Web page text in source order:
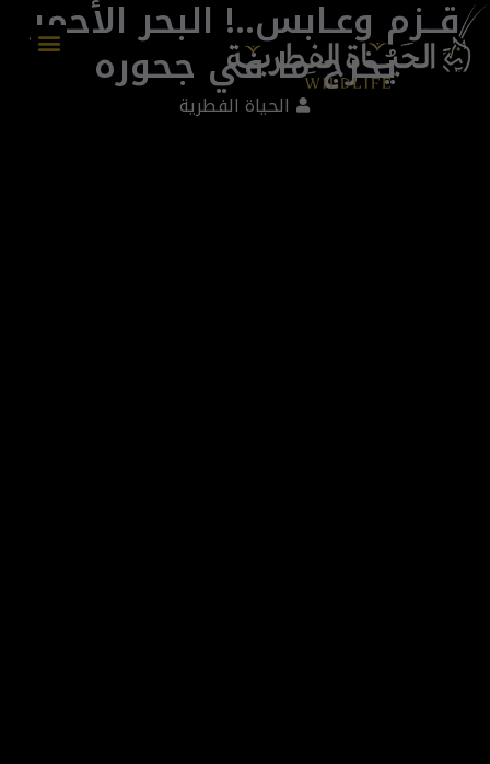
قــزم وعـابس..! البحر الأحمر
يُخرج ما في جحوره
الحياة الفطرية